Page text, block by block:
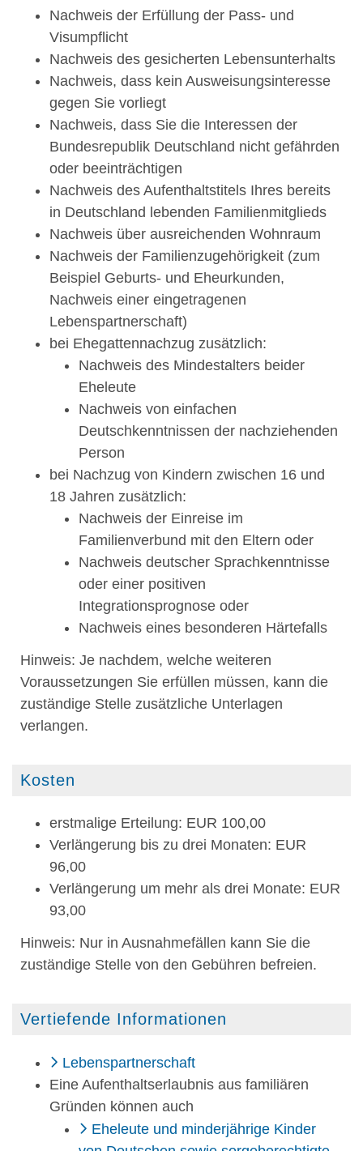
Nachweis der Erfüllung der Pass- und
Visumpflicht
Nachweis des gesicherten Lebensunterhalts
Nachweis, dass kein Ausweisungsinteresse
gegen Sie vorliegt
Nachweis, dass Sie die Interessen der
Bundesrepublik Deutschland nicht gefährden
oder beeinträchtigen
Nachweis des Aufenthaltstitels Ihres bereits
in Deutschland lebenden Familienmitglieds
Nachweis über ausreichenden Wohnraum
Nachweis der Familienzugehörigkeit (zum
Beispiel Geburts- und Eheurkunden,
Nachweis einer eingetragenen
Lebenspartnerschaft)
bei Ehegattennachzug zusätzlich:
Nachweis des Mindestalters beider
Eheleute
Nachweis von einfachen
Deutschkenntnissen der nachziehenden
Person
bei Nachzug von Kindern zwischen 16 und
18 Jahren zusätzlich:
Nachweis der Einreise im
Familienverbund mit den Eltern oder
Nachweis deutscher Sprachkenntnisse
oder einer positiven
Integrationsprognose oder
Nachweis eines besonderen Härtefalls
Hinweis: Je nachdem, welche weiteren
Voraussetzungen Sie erfüllen müssen, kann die
zuständige Stelle zusätzliche Unterlagen
verlangen.
Kosten
erstmalige Erteilung: EUR 100,00
Verlängerung bis zu drei Monaten: EUR
96,00
Verlängerung um mehr als drei Monate: EUR
93,00
Hinweis: Nur in Ausnahmefällen kann Sie die
zuständige Stelle von den Gebühren befreien.
Vertiefende Informationen
Lebenspartnerschaft
Eine Aufenthaltserlaubnis aus familiären
Gründen können auch
Eheleute und minderjährige Kinder